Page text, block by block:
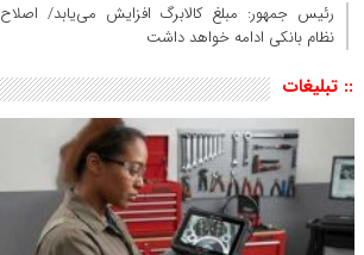
رئیس‌ جمهور: مبلغ کالابرگ افزایش می‌یابد/ اصلاح
نظام بانکی ادامه خواهد داشت
:: تبلیغات